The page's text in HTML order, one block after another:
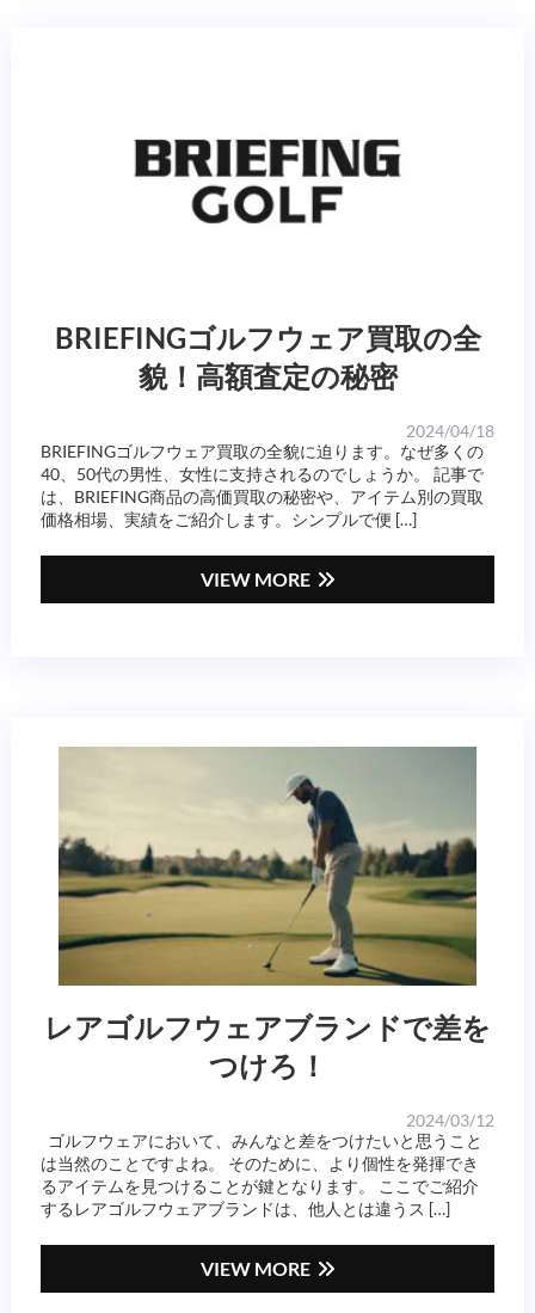
BRIEFINGゴルフウェア買取の全
貌！高額査定の秘密
2024/04/18
BRIEFINGゴルフウェア買取の全貌に迫ります。なぜ多くの
40、50代の男性、女性に支持されるのでしょうか。 記事で
は、BRIEFING商品の高価買取の秘密や、アイテム別の買取
価格相場、実績をご紹介します。シンプルで便 […]
VIEW MORE
レアゴルフウェアブランドで差を
つけろ！
2024/03/12
ゴルフウェアにおいて、みんなと差をつけたいと思うこと
は当然のことですよね。 そのために、より個性を発揮でき
るアイテムを見つけることが鍵となります。 ここでご紹介
するレアゴルフウェアブランドは、他人とは違うス […]
VIEW MORE